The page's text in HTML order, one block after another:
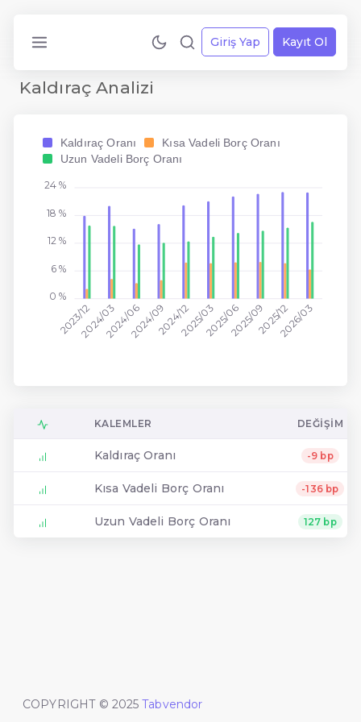
Giriş Yap Kayıt Ol
Kaldıraç Analizi
Kaldıraç Oranı
Kısa Vadeli Borç Oranı
Uzun Vadeli Borç Oranı
2023/122024/032024/062024/092024/122025/032025/062025/092025/122026/03
24 %
18 %
12 %
6 %
0 %
KALEMLER DEĞIŞIM
Kaldıraç Oranı -9 bp
Kısa Vadeli Borç Oranı -136 bp
Uzun Vadeli Borç Oranı 127 bp
COPYRIGHT © 2025 Tabvendor